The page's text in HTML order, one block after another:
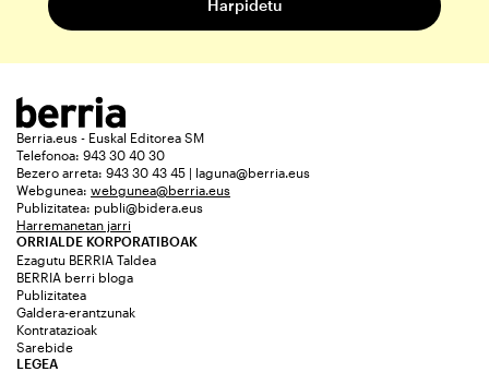
Berria.eus - Euskal Editorea SM
Telefonoa: 943 30 40 30
Bezero arreta: 943 30 43 45 | laguna@berria.eus
Webgunea: webgunea@berria.eus
Publizitatea: publi@bidera.eus
Harremanetan jarri
ORRIALDE KORPORATIBOAK
Ezagutu BERRIA Taldea
BERRIA berri bloga
Publizitatea
Galdera-erantzunak
Kontratazioak
Sarebide
LEGEA